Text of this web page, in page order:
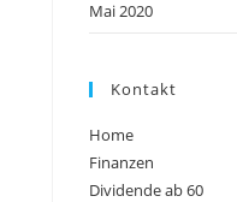
Mai 2020
Kontakt
Home
Finanzen
Dividende ab 60